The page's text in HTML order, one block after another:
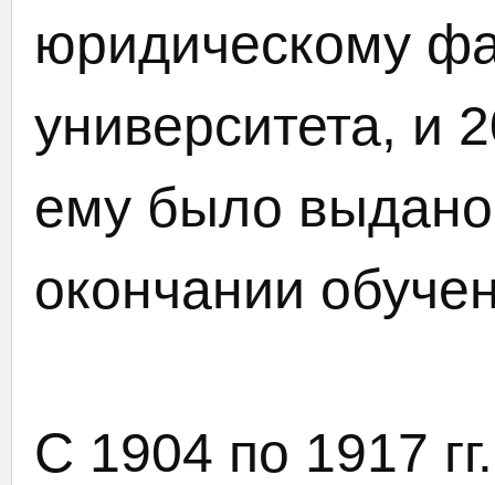
юридическому
университета, и
ему было выдано
окончании
С 1904 по 1917